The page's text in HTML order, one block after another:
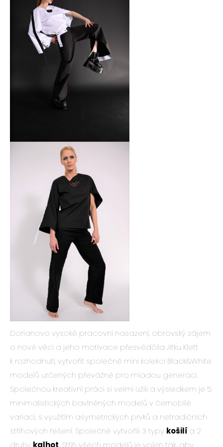
Dorianovo vysoké pracovní nasazení, obrovský zájem
o nové věci a jeho motivace přesvědčila Jitku Klett
k rozhodnutí, vytvořit společně mini kolekci Black&White
modelů určených převážně pro mladou generaci.
Společnou kreativní práci si velmi užili a výsledkem je 5
minimalistických bavlněných modelů v černobílé
variaci, s využitím asymetrických prvků a netradičních
střihových řešení. Společně vytvořili 3 typy košilí a 2
druhy kalhot . Střih všech modelů je volen tak, aby